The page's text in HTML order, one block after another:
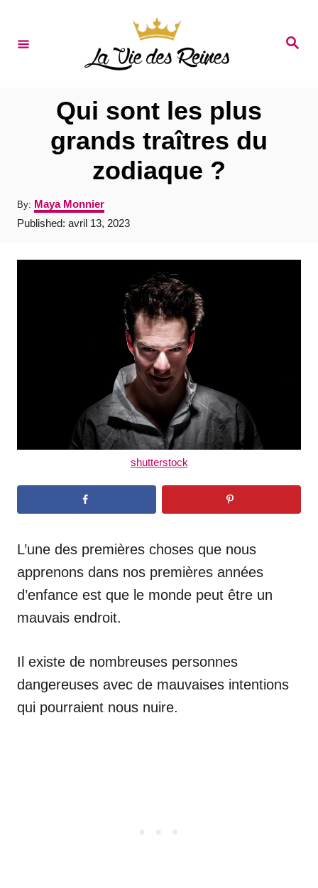
S
Qui sont les plus
grands traîtres du
zodiaque ?
By: A
u
t
o
Maya Monnier
P
Published: avril 13, 2023
shutterstock
L’une des premières choses que nous
apprenons dans nos premières années
d’enfance est que le monde peut être un
mauvais endroit.
Il existe de nombreuses personnes
dangereuses avec de mauvaises intentions
qui pourraient nous nuire.